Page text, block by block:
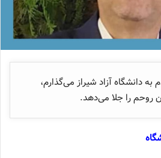
دانشگاه آزاد شیراز می‌گذارم،
روحم را جلا می‌دهد.